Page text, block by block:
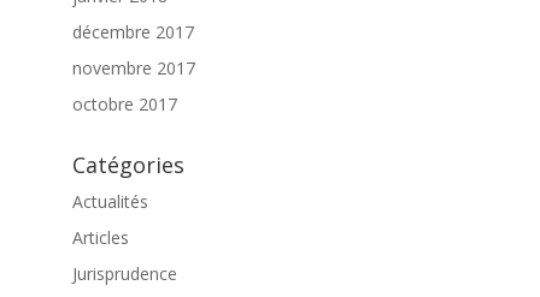
décembre 2017
novembre 2017
octobre 2017
Catégories
Actualités
Articles
Jurisprudence